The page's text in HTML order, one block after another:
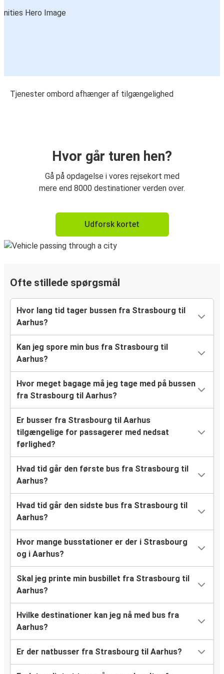
Tjenester ombord afhænger af tilgængelighed
Hvor går turen hen?
Gå på opdagelse i vores rejsekort med
mere end 8000 destinationer verden over.
Udforsk kortet
Ofte stillede spørgsmål
Hvor lang tid tager bussen fra Strasbourg til
Aarhus?
Kan jeg spore min bus fra Strasbourg til
Aarhus?
Hvor meget bagage må jeg tage med på bussen
fra Strasbourg til Aarhus?
Er busser fra Strasbourg til Aarhus
tilgængelige for passagerer med nedsat
førlighed?
Hvad tid går den første bus fra Strasbourg til
Aarhus?
Hvad tid går den sidste bus fra Strasbourg til
Aarhus?
Hvor mange busstationer er der i Strasbourg
og i Aarhus?
Skal jeg printe min busbillet fra Strasbourg til
Aarhus?
Hvilke destinationer kan jeg nå med bus fra
Aarhus?
Er der natbusser fra Strasbourg til Aarhus?